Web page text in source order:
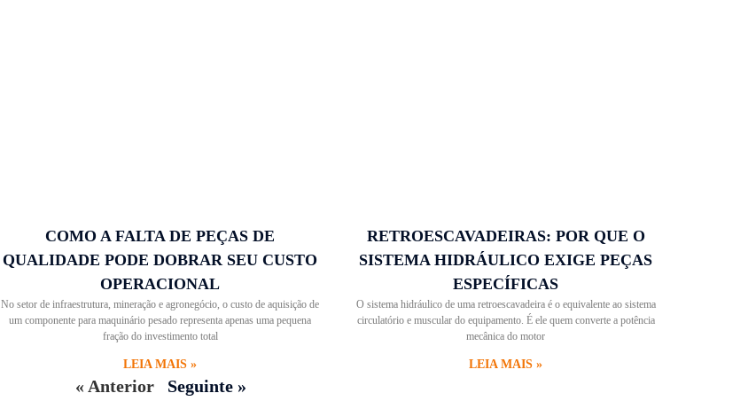
COMO A FALTA DE PEÇAS DE
QUALIDADE PODE DOBRAR SEU CUSTO
OPERACIONAL
No setor de infraestrutura, mineração e agronegócio, o custo de aquisição de
um componente para maquinário pesado representa apenas uma pequena
fração do investimento total
LEIA MAIS »
RETROESCAVADEIRAS: POR QUE O
SISTEMA HIDRÁULICO EXIGE PEÇAS
ESPECÍFICAS
O sistema hidráulico de uma retroescavadeira é o equivalente ao sistema
circulatório e muscular do equipamento. É ele quem converte a potência
mecânica do motor
LEIA MAIS »
« Anterior Seguinte »